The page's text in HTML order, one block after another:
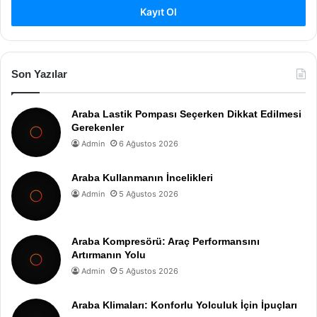
Kayıt Ol
Son Yazılar
Araba Lastik Pompası Seçerken Dikkat Edilmesi
Gerekenler
Admin 6 Ağustos 2026
Araba Kullanmanın İncelikleri
Admin 5 Ağustos 2026
Araba Kompresörü: Araç Performansını
Artırmanın Yolu
Admin 5 Ağustos 2026
Araba Klimaları: Konforlu Yolculuk İçin İpuçları